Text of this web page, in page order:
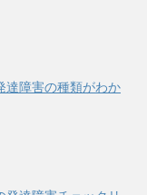
達障害の種類がわか